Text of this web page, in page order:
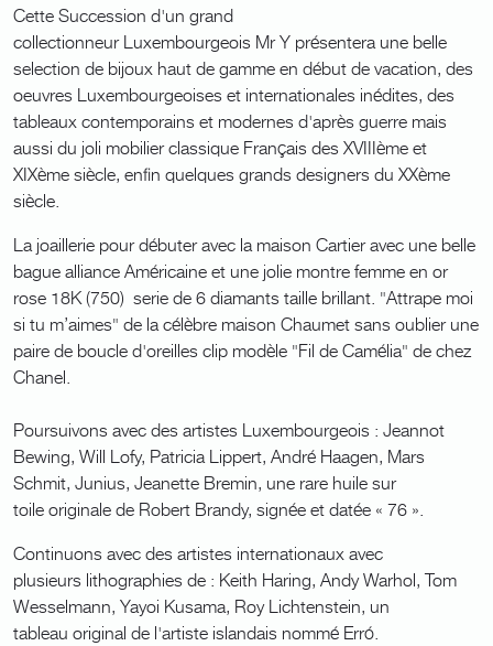
Cette Succession d'un grand
collectionneur Luxembourgeois Mr Y présentera une belle
selection de bijoux haut de gamme en début de vacation, des
oeuvres Luxembourgeoises et internationales inédites, des
tableaux contemporains et modernes d'après guerre mais
aussi du joli mobilier classique Français des XVIIIème et
XIXème siècle, enfin quelques grands designers du XXème
siècle.
La joaillerie pour débuter avec la maison Cartier avec une belle
bague alliance Américaine et une jolie montre femme en or
rose 18K (750) serie de 6 diamants taille brillant. "Attrape moi
si tu m’aimes" de la célèbre maison Chaumet sans oublier une
paire de boucle d'oreilles clip modèle "Fil de Camélia" de chez
Chanel.
Poursuivons avec des artistes Luxembourgeois : Jeannot
Bewing, Will Lofy, Patricia Lippert, André Haagen, Mars
Schmit, Junius, Jeanette Bremin, une rare huile sur
toile originale de Robert Brandy, signée et datée « 76 ».
Continuons avec des artistes internationaux avec
plusieurs lithographies de : Keith Haring, Andy Warhol, Tom
Wesselmann, Yayoi Kusama, Roy Lichtenstein, un
tableau original de l'artiste islandais nommé Erró.